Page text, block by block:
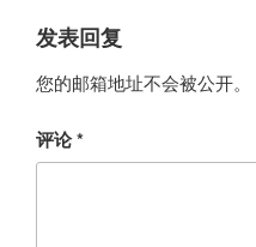
发表回复
您的邮箱地址不会被公开。
评论*